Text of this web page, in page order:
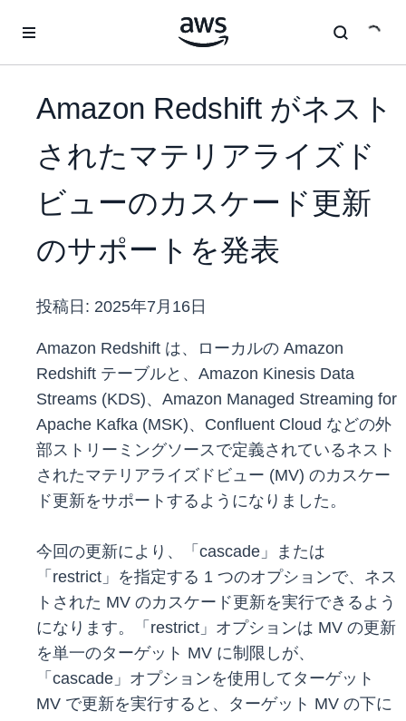
Amazon Redshift がネスト
されたマテリアライズド
ビューのカスケード更新
のサポートを発表
投稿日: 2025年7月16日
Amazon Redshift は、ローカルの Amazon
Redshift テーブルと、Amazon Kinesis Data
Streams (KDS)、Amazon Managed Streaming for
Apache Kafka (MSK)、Confluent Cloud などの外
部ストリーミングソースで定義されているネスト
されたマテリアライズドビュー (MV) のカスケー
ド更新をサポートするようになりました。
今回の更新により、「cascade」または
「restrict」を指定する 1 つのオプションで、ネス
トされた MV のカスケード更新を実行できるよう
になります。「restrict」オプションは MV の更新
を単一のターゲット MV に制限しが、
「cascade」オプションを使用してターゲット
MV で更新を実行すると、ターゲット MV の下に